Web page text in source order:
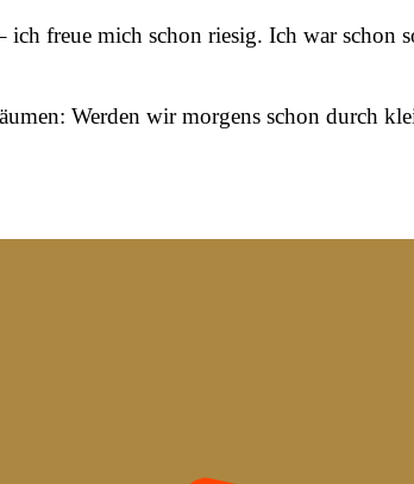
freue mich schon riesig. Ich war schon
Werden wir morgens schon durch